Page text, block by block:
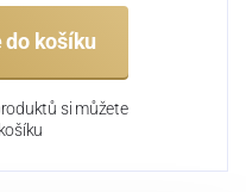
do košíku
si můžete